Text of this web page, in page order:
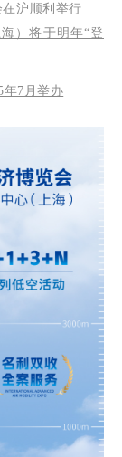
沪顺利举行
）将于明年“登
年7月举办